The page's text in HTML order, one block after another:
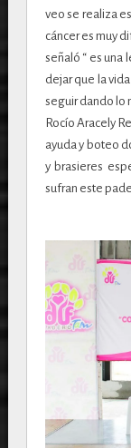
veo se realiza
cáncer es muy
señaló “ es una
dejar que la
seguir dando lo
Rocío Aracely
ayuda y boteo
y brasieres
sufran este